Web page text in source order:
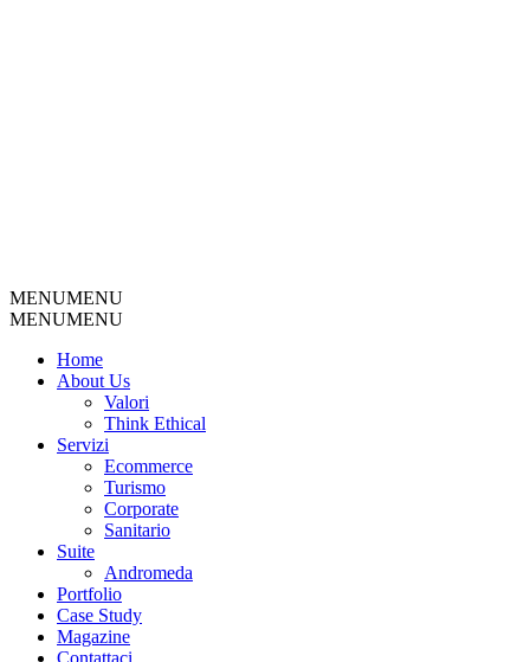
MENUMENU
MENUMENU
Home
About Us
Valori
Think Ethical
Servizi
Ecommerce
Turismo
Corporate
Sanitario
Suite
Andromeda
Portfolio
Case Study
Magazine
Contattaci